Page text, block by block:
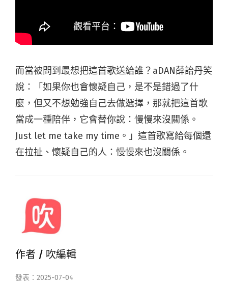
而當被問到最想把這首歌送給誰？aDAN薛詒丹笑
說：「如果你也會懷疑自己，是不是錯過了什
麼，但又不想勉強自己去做選擇，那就把這首歌
當成一種陪伴，它會替你說：慢慢來沒關係。
Just let me take my time。」這首歌寫給每個還
在拉扯、懷疑自己的人：慢慢來也沒關係。
作者 / 吹編輯
發表：2025-07-04